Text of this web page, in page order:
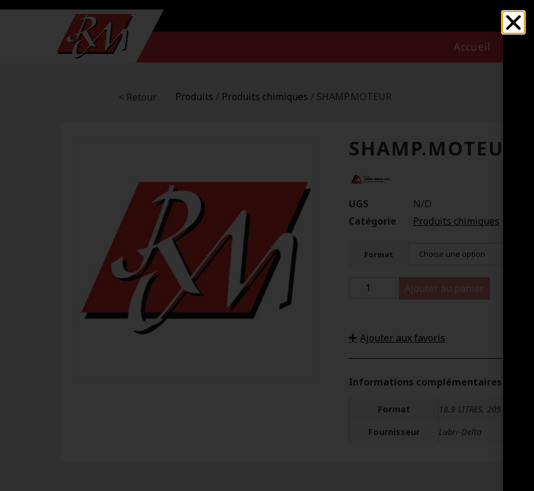
Accueil
< Retour Produits / Produits chimiques / SHAMP.MOTEUR
SHAMP.MOTEUR
UGS
N/D
Catégorie
Produits chimiques
Format
Ajouter au panier
Ajouter aux favoris
Informations complémentaires
Format
18.9 LITRES, 205 LITRES
Fournisseur
Lubri-Delta